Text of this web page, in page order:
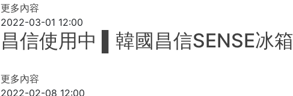
更多內容
2022-03-01 12:00
昌信使用中 ▌韓國昌信SENSE冰
更多內容
2022-02-08 12:00